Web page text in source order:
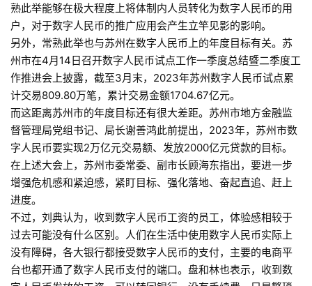
熟此举能够在极大程度上将体制内人员转化为数字人民币的用
户，对于数字人民币的推广应用会产生立竿见影的影响。
另外，常熟此举也与苏州在数字人民币上的年度目标有关。苏
州市在4月14日召开数字人民币试点工作一季度总结暨二季度工
作推进会上披露，截至3月末，2023年苏州数字人民币试点累
计交易809.80万笔，累计交易金额1704.67亿元。
而这距离苏州市的年度目标还有很大差距。苏州市地方金融监
督管理局党组书记、局长谢善鸿此前提出，2023年，苏州市数
字人民币要实现2万亿元交易额、发放2000亿元贷款的目标。
在上述大会上，苏州市委常委、副市长顾海东指出，要进一步
增强危机感和紧迫感，紧盯目标、强化落地、奋起直追、赶上
进度。
不过，刘典认为，收到数字人民币工资的员工，体验感相较于
过去可能没有什么区别。人们在生活中使用数字人民币实际上
没有障碍，各大银行都接受数字人民币的支付，主要的电商平
台也都开通了数字人民币支付的端口。盘和林也表示，收到数